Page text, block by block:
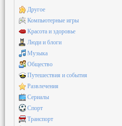
Другое
Компьютерные игры
Красота и здоровье
Люди и блоги
Музыка
Общество
Путешествия и события
Развлечения
Сериалы
Спорт
Транспорт